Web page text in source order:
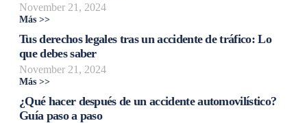
November 21, 2024
Más >>
Tus derechos legales tras un accidente de tráfico: Lo
que debes saber
November 21, 2024
Más >>
¿Qué hacer después de un accidente automovilístico?
Guía paso a paso